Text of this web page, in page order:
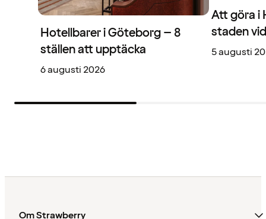
Hotellbarer i Göteborg – 8
ställen att upptäcka
6 augusti 2026
Att göra i
staden
5 augusti
Om Strawberry